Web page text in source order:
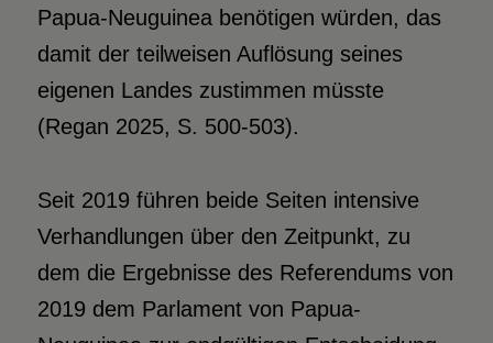
Papua-Neuguinea benötigen würden, das
damit der teilweisen Auflösung seines
eigenen Landes zustimmen müsste
(Regan 2025, S. 500-503).
Seit 2019 führen beide Seiten intensive
Verhandlungen über den Zeitpunkt, zu
dem die Ergebnisse des Referendums von
2019 dem Parlament von Papua-